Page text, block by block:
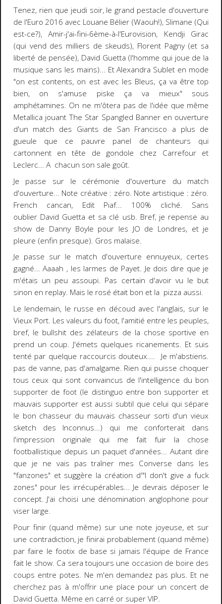
Tenez, rien que jeudi soir, le grand pestacle d'ouverture
de l'Euro 2016 avec Louane Bélier (Waouh!), Slimane (Qui
est-ce?), Amir-j'ai-fini-6ème-à-l'Eurovision, Kendji Girac
(qui vend des milliers de skeuds), Florent Pagny (et sa
liberté de pensée), David Guetta (l'homme qui joue de la
musique sans les mains)... Et Alexandra Sublet en mode
"on est contents, on est avec les Bleus, ça va être top
bien, on s'amuse piske ça va mieux" sous
amphétamines. On ne m'ôtera pas de l'idée que même
Metallica jouant The Star Spangled Banner en ouverture
d'un match des Giants de San Francisco a plus de
gueule que ce pauvre panel de chanteurs qui
cartonnent en tête de gondole chez Carrefour et
Leclerc... A chacun son sale goût.
Je passe sur le cérémonie d'ouverture du match
d'ouverture... Note créative : zéro. Note artistique : zéro.
French cancan, Edit Piaf... 100% cliché. Sans
oublier David Guetta et sa clé usb. Bref, je repense au
show de Danny Boyle pour les JO de Londres, et je
pleure (enfin presque). Gros malaise.
Je passe sur le match d'ouverture ennuyeux, certes
gagné... Aaaah , les larmes de Payet. Je dois dire que je
m'étais un peu assoupi. Pas certain d'avoir vu le but
sinon en replay. Mais le rosé était bon et la pizza aussi.
Le lendemain, le russe en découd avec l'anglais, sur le
Vieux Port. Les valeurs du foot, l'amitié entre les peuples,
bref, le bullshit des zélateurs de la chose sportive en
prend un coup. J'émets quelques ricanements. Et suis
tenté par quelque raccourcis douteux.... Je m'abstiens.
pas de vanne, pas d'amalgame. Rien qui puisse choquer
tous ceux qui sont convaincus de l'intelligence du bon
supporter de foot (le distinguo entre bon supporter et
mauvais supporter est aussi subtil que celui qui sépare
le bon chasseur du mauvais chasseur sorti d'un vieux
sketch des Inconnus...) qui me conforterait dans
l'impression originale qui me fait fuir la chose
footballistique depuis un paquet d'années... Autant dire
que je ne vais pas traîner mes Converse dans les
"fanzones" et suggère la création d'"I don't give a fuck
zones" pour les irrécupérables... Je devrais déposer le
concept. J'ai choisi une dénomination anglophone pour
viser large.
Pour finir (quand même) sur une note joyeuse, et sur
une contradiction, je finirai probablement (quand même)
par faire le footix de base si jamais l'équipe de France
fait le show. Ca sera toujours une occasion de boire des
coups entre potes. Ne m'en demandez pas plus. Et ne
cherchez pas à m'offrir une place pour un concert de
David Guetta. Même en carré or super VIP.